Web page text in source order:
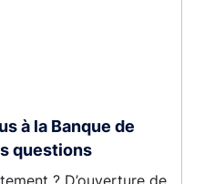
à la Banque de
questions
? D’ouverture de